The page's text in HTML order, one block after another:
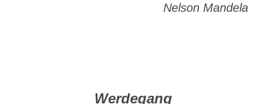
Nelson Mandela
Werdegang